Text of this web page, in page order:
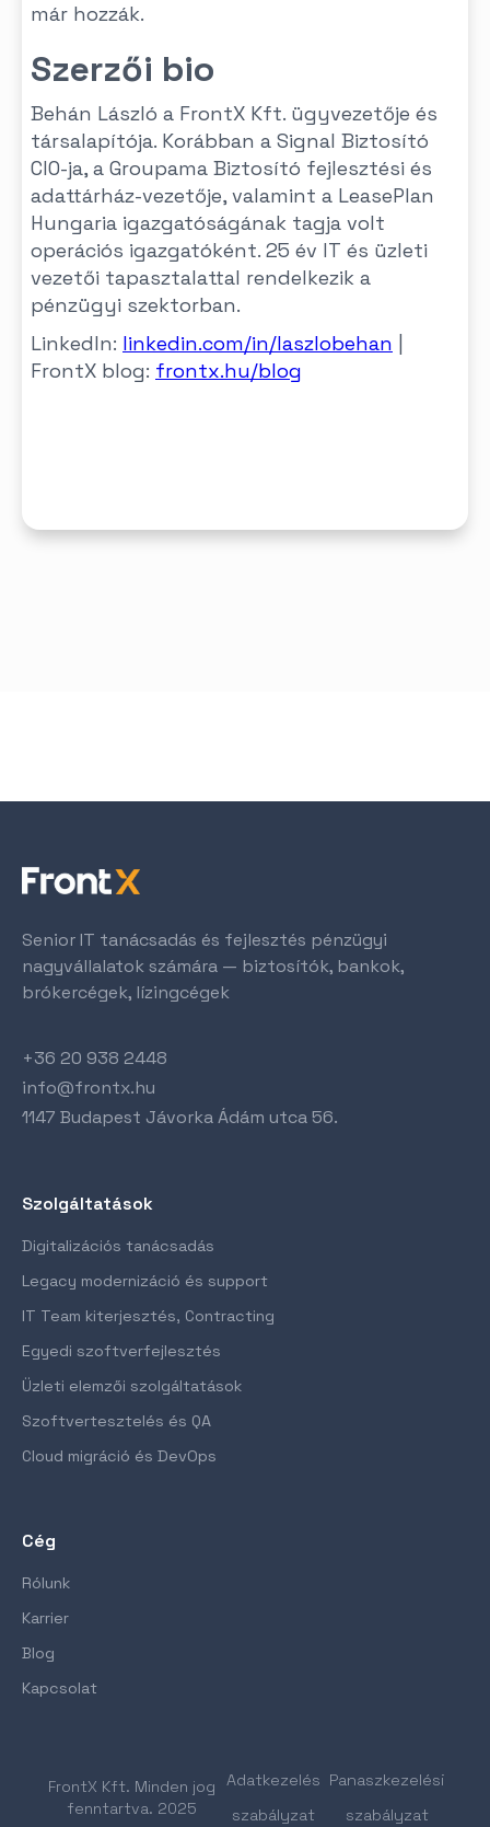
már hozzák.
Szerzői bio
Behán László a FrontX Kft. ügyvezetője és
társalapítója. Korábban a Signal Biztosító
CIO-ja, a Groupama Biztosító fejlesztési és
adattárház-vezetője, valamint a LeasePlan
Hungaria igazgatóságának tagja volt
operációs igazgatóként. 25 év IT és üzleti
vezetői tapasztalattal rendelkezik a
pénzügyi szektorban.
LinkedIn: linkedin.com/in/laszlobehan
FrontX blog: frontx.hu/blog
Senior IT tanácsadás és fejlesztés pénzügyi
nagyvállalatok számára — biztosítók, bankok,
brókercégek, lízingcégek
+36 20 938 2448
info@frontx.hu
1147 Budapest Jávorka Ádám utca 56.
Szolgáltatások
Digitalizációs tanácsadás
Legacy modernizáció és support
IT Team kiterjesztés, Contracting
Egyedi szoftverfejlesztés
Üzleti elemzői szolgáltatások
Szoftvertesztelés és QA
Cloud migráció és DevOps
Cég
Rólunk
Karrier
Blog
Kapcsolat
FrontX Kft. Minden jog
fenntartva. 2025
Adatkezelés
szabályzat
Panaszkezelési
szabályzat